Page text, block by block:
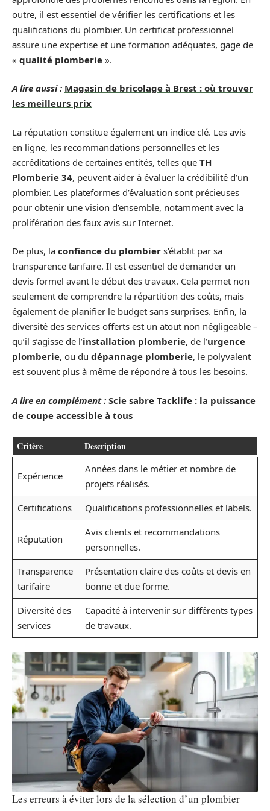
outre, il est essentiel de vérifier les certifications et les
qualifications du plombier. Un certificat professionnel
assure une expertise et une formation adéquates, gage de
« qualité plomberie ».
A lire aussi : Magasin de bricolage à Brest : où trouver
les meilleurs prix
La réputation constitue également un indice clé. Les avis
en ligne, les recommandations personnelles et les
accréditations de certaines entités, telles que TH
Plomberie 34, peuvent aider à évaluer la crédibilité d’un
plombier. Les plateformes d’évaluation sont précieuses
pour obtenir une vision d’ensemble, notamment avec la
prolifération des faux avis sur Internet.
De plus, la confiance du plombier s’établit par sa
transparence tarifaire. Il est essentiel de demander un
devis formel avant le début des travaux. Cela permet non
seulement de comprendre la répartition des coûts, mais
également de planifier le budget sans surprises. Enfin, la
diversité des services offerts est un atout non négligeable –
qu’il s’agisse de l’installation plomberie, de l’urgence
plomberie, ou du dépannage plomberie, le polyvalent
est souvent plus à même de répondre à tous les besoins.
A lire en complément : Scie sabre Tacklife : la puissance
de coupe accessible à tous
Critère Description
Expérience
Années dans le métier et nombre de
projets réalisés.
Certifications
Qualifications professionnelles et labels.
Réputation
Avis clients et recommandations
personnelles.
Transparence
tarifaire
Présentation claire des coûts et devis en
bonne et due forme.
Diversité des
services
Capacité à intervenir sur différents types
de travaux.
Les erreurs à éviter lors de la sélection d’un plombier